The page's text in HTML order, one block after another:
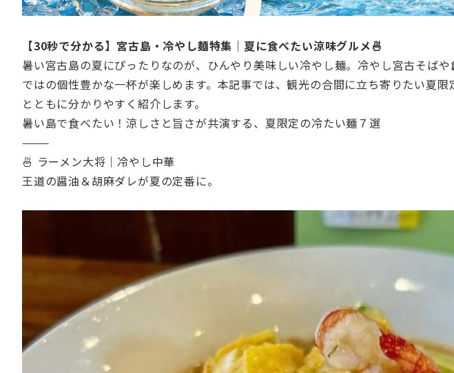
【30秒で分かる】宮古島・冷やし麺特集｜夏に食べたい涼味グルメ🍜
暑い宮古島の夏にぴったりなのが、ひんやり美味しい冷やし麺。冷やし宮古そば
ではの個性豊かな一杯が楽しめます。本記事では、観光の合間に立ち寄りたい夏
とともに分かりやすく紹介します。
暑い島で食べたい！涼しさと旨さが共演する、夏限定の冷たい麺７選
⸻
🍜 ラーメン大将｜冷やし中華
王道の醤油＆胡麻ダレが夏の定番に。